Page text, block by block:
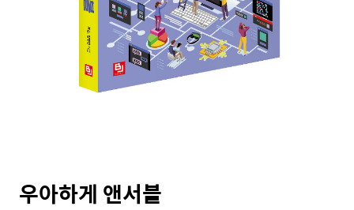
우아하게 앤서블